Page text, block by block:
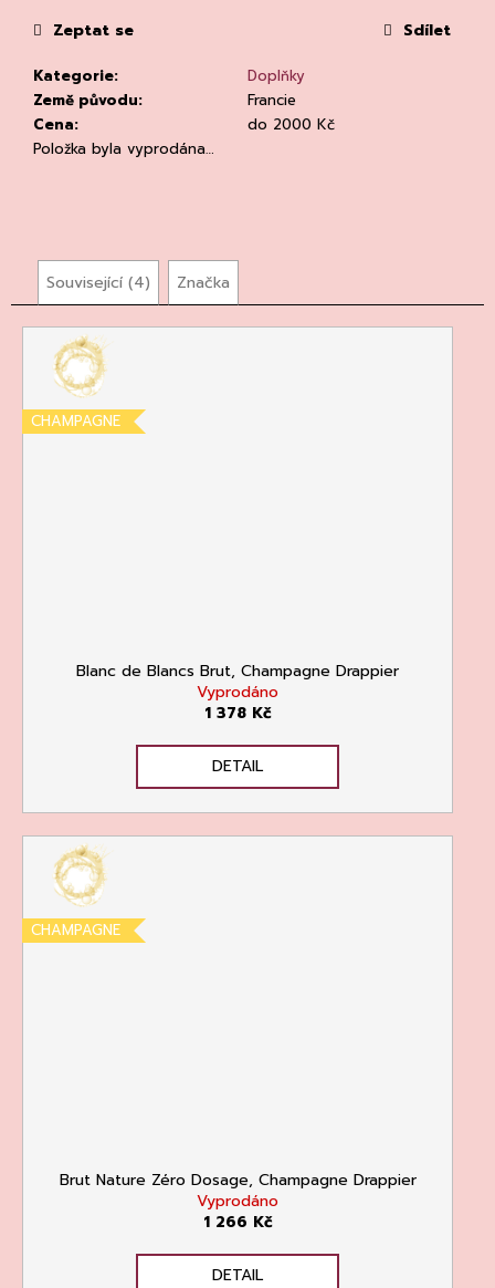
Kategorie:
Doplňky
Země původu:
Francie
Cena:
do 2000 Kč
Položka byla vyprodána…
Zeptat se Sdílet
Související (4) Značka
CHAMPAGNE
Blanc de Blancs Brut, Champagne Drappier
Vyprodáno
1 378 Kč
DETAIL
CHAMPAGNE
Brut Nature Zéro Dosage, Champagne Drappier
Vyprodáno
1 266 Kč
DETAIL
PROSECCO
DOC
EXTRA-
DRY,